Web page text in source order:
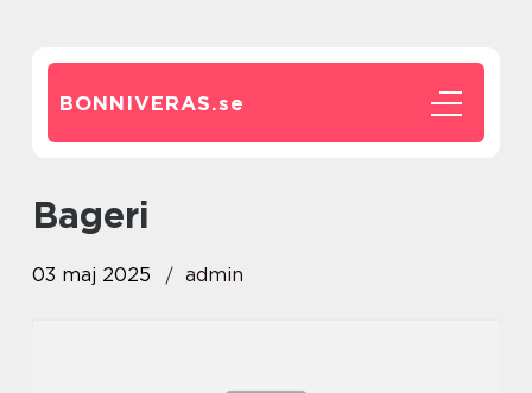
BONNIVERAS.se
Bageri
03 maj 2025 admin